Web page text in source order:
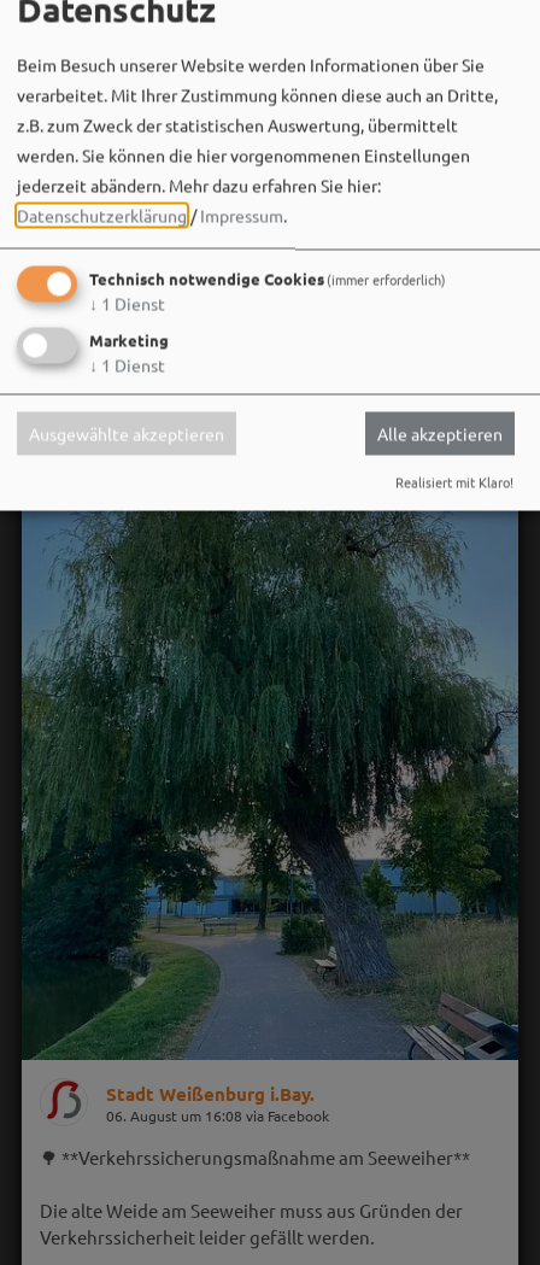
Bergwaldtheater
06. August um 18:08 via Facebook
Sei wie Luisa & Chiara!
Komm am 08.08. ins Bergwaldtheater und hol dir deinen
neuen Ohrwurm. 🎤✨
Gute Musik, beste Stimmung und ein Sommerabend,
der im Kopf bleibt. 🌿🎵
Wir sehen uns…
Stadt Weißenburg i.Bay.
06. August um 16:08 via Facebook
🌳 **Verkehrssicherungsmaßnahme am Seeweiher**
Die alte Weide am Seeweiher muss aus Gründen der
Verkehrssicherheit leider gefällt werden.
Beim Besuch unserer Website werden Informationen über Sie
verarbeitet. Mit Ihrer Zustimmung können diese auch an Dritte,
z.B. zum Zweck der statistischen Auswertung, übermittelt
werden. Sie können die hier vorgenommenen Einstellungen
jederzeit abändern. Mehr dazu erfahren Sie hier:
Datenschutzerklärung /Impressum.
Technisch notwendige Cookies(immer erforderlich)
↓ 1 Dienst
Marketing
↓ 1 Dienst
Ausgewählte akzeptieren Alle akzeptieren
Realisiert mit Klaro!